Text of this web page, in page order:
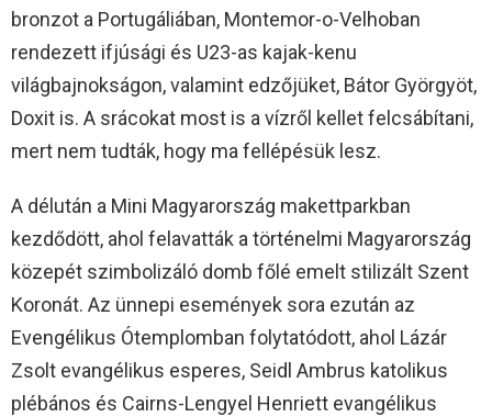
bronzot a Portugáliában, Montemor-o-Velhoban
rendezett ifjúsági és U23-as kajak-kenu
világbajnokságon, valamint edzőjüket, Bátor Györgyöt,
Doxit is. A srácokat most is a vízről kellet felcsábítani,
mert nem tudták, hogy ma fellépésük lesz.
A délután a Mini Magyarország makettparkban
kezdődött, ahol felavatták a történelmi Magyarország
közepét szimbolizáló domb főlé emelt stilizált Szent
Koronát. Az ünnepi események sora ezután az
Evengélikus Ótemplomban folytatódott, ahol Lázár
Zsolt evangélikus esperes, Seidl Ambrus katolikus
plébános és Cairns-Lengyel Henriett evangélikus